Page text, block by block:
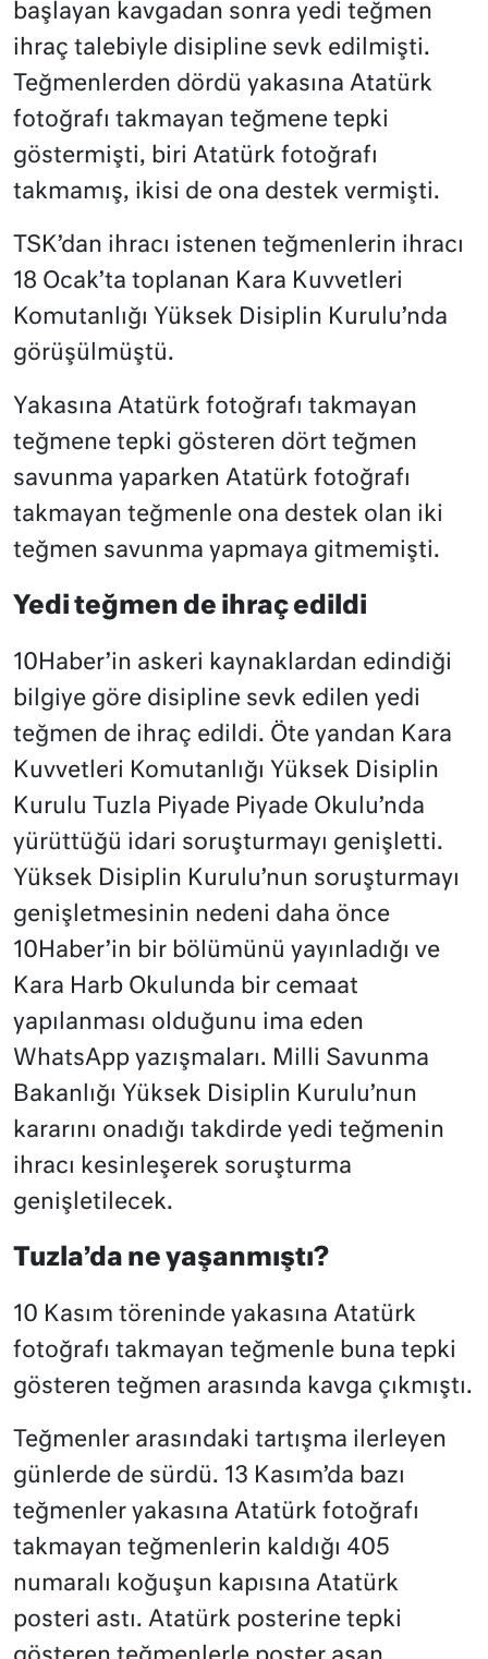
başlayan kavgadan sonra yedi teğmen
ihraç talebiyle disipline sevk edilmişti.
Teğmenlerden dördü yakasına Atatürk
fotoğrafı takmayan teğmene tepki
göstermişti, biri Atatürk fotoğrafı
takmamış, ikisi de ona destek vermişti.
TSK’dan ihracı istenen teğmenlerin ihracı
18 Ocak’ta toplanan Kara Kuvvetleri
Komutanlığı Yüksek Disiplin Kurulu’nda
görüşülmüştü.
Yakasına Atatürk fotoğrafı takmayan
teğmene tepki gösteren dört teğmen
savunma yaparken Atatürk fotoğrafı
takmayan teğmenle ona destek olan iki
teğmen savunma yapmaya gitmemişti.
Yedi teğmen de ihraç edildi
10Haber’in askeri kaynaklardan edindiği
bilgiye göre disipline sevk edilen yedi
teğmen de ihraç edildi. Öte yandan Kara
Kuvvetleri Komutanlığı Yüksek Disiplin
Kurulu Tuzla Piyade Piyade Okulu’nda
yürüttüğü idari soruşturmayı genişletti.
Yüksek Disiplin Kurulu’nun soruşturmayı
genişletmesinin nedeni daha önce
10Haber’in bir bölümünü yayınladığı ve
Kara Harb Okulunda bir cemaat
yapılanması olduğunu ima eden
WhatsApp yazışmaları. Milli Savunma
Bakanlığı Yüksek Disiplin Kurulu’nun
kararını onadığı takdirde yedi teğmenin
ihracı kesinleşerek soruşturma
genişletilecek.
Tuzla’da ne yaşanmıştı?
10 Kasım töreninde yakasına Atatürk
fotoğrafı takmayan teğmenle buna tepki
gösteren teğmen arasında kavga çıkmıştı.
Teğmenler arasındaki tartışma ilerleyen
günlerde de sürdü. 13 Kasım’da bazı
teğmenler yakasına Atatürk fotoğrafı
takmayan teğmenlerin kaldığı 405
numaralı koğuşun kapısına Atatürk
posteri astı. Atatürk posterine tepki